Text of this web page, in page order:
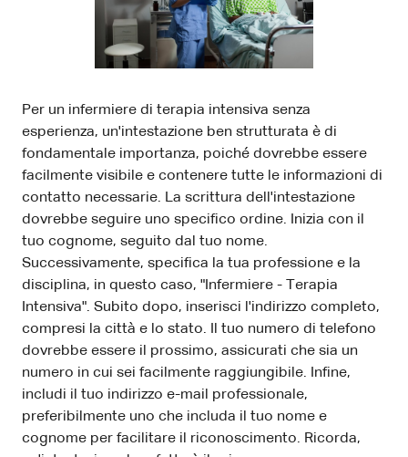
Per un infermiere di terapia intensiva senza
esperienza, un'intestazione ben strutturata è di
fondamentale importanza, poiché dovrebbe essere
facilmente visibile e contenere tutte le informazioni di
contatto necessarie. La scrittura dell'intestazione
dovrebbe seguire uno specifico ordine. Inizia con il
tuo cognome, seguito dal tuo nome.
Successivamente, specifica la tua professione e la
disciplina, in questo caso, "Infermiere - Terapia
Intensiva". Subito dopo, inserisci l'indirizzo completo,
compresi la città e lo stato. Il tuo numero di telefono
dovrebbe essere il prossimo, assicurati che sia un
numero in cui sei facilmente raggiungibile. Infine,
includi il tuo indirizzo e-mail professionale,
preferibilmente uno che includa il tuo nome e
cognome per facilitare il riconoscimento. Ricorda,